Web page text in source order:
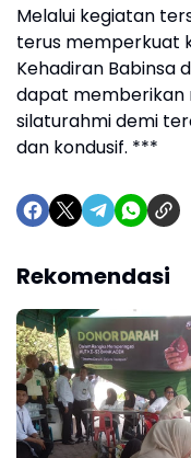
Melalui kegiatan
terus memperkuat
Kehadiran Babinsa
dapat
silaturahmi demi
dan kondusif. ***
Rekomendasi